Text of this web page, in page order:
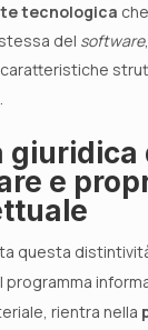
tecnologica
del software
giuridica
e
questa
programma
rientra nella